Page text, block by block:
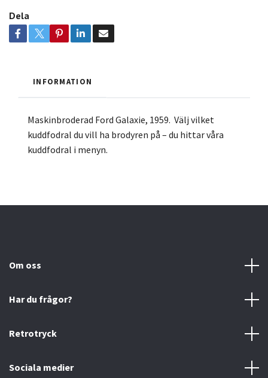
Dela
INFORMATION
Maskinbroderad Ford Galaxie, 1959. Välj vilket
kuddfodral du vill ha brodyren på – du hittar våra
kuddfodral i menyn.
Om oss
Har du frågor?
Retrotryck
Sociala medier